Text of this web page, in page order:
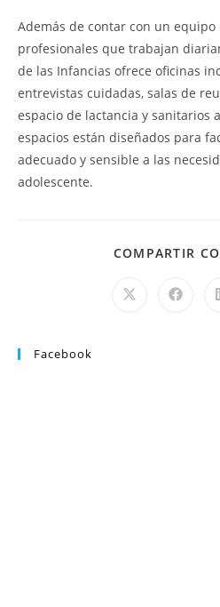
Además de contar con un
profesionales que trabajan
de las Infancias ofrece oficinas
entrevistas cuidadas, salas de
espacio de lactancia y sanitarios
espacios están diseñados para
adecuado y sensible a las
adolescente.
COMPARTIR
Facebook